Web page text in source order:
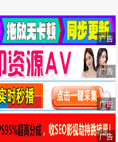
广告
广告
广告
广告